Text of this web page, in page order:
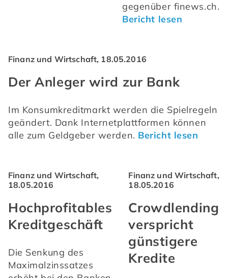
Bericht lesen
Finanz und Wirtschaft, 18.05.2016
Der Anleger wird zur Bank
Im Konsumkreditmarkt werden die Spielregeln
geändert. Dank Internetplattformen können
alle zum Geldgeber werden. Bericht lesen
Finanz und Wirtschaft,
18.05.2016
Hochprofitables
Kreditgeschäft
Die Senkung des
Maximalzinssatzes
Finanz und Wirtschaft,
18.05.2016
Crowdlending
verspricht
günstigere
Kredite